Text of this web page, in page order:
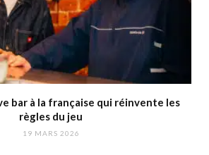
bar à la française qui réinvente les
règles du jeu
19 MARS 2026